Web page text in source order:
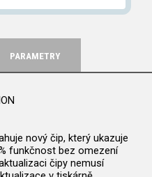
PARAMETRY
nový čip, který ukazuje
funkčnost bez omezení
čipy nemusí